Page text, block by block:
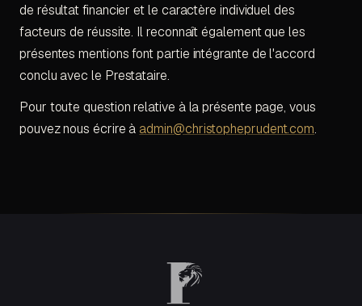
de résultat financier et le caractère individuel des
facteurs de réussite. Il reconnaît également que les
présentes mentions font partie intégrante de l'accord
conclu avec le Prestataire.
Pour toute question relative à la présente page, vous
pouvez nous écrire à admin@christopheprudent.com.